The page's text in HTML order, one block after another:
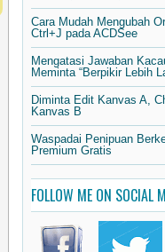
Cara Mudah Mengubah
Ctrl+J pada ACDSee
Mengatasi Jawaban
Meminta “Berpikir Lebih
Diminta Edit Kanvas A,
Kanvas B
Waspadai Penipuan
Premium Gratis
FOLLOW ME ON SOCIAL